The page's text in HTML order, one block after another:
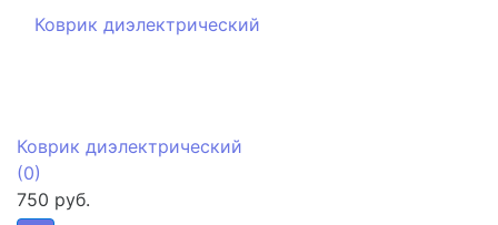
Коврик диэлектрический
(0)
750 руб.